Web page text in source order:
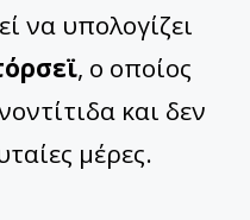
να υπολογίζει
, ο οποίος
και δεν
μέρες.